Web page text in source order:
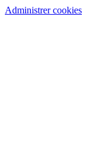
Administrer cookies